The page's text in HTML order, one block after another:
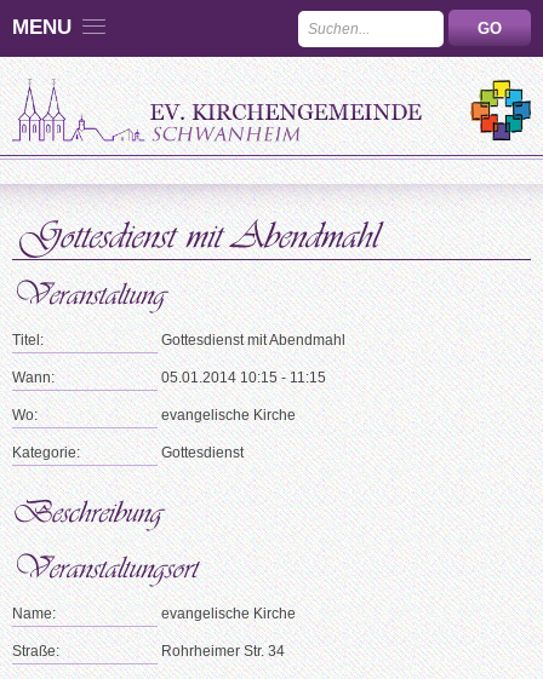
MENU
Titel: Gottesdienst mit Abendmahl
Wann: 05.01.2014 10:15 - 11:15
Wo: evangelische Kirche
Kategorie: Gottesdienst
Name: evangelische Kirche
Straße: Rohrheimer Str. 34